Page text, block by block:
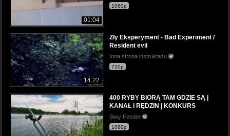
01:04
1080p
14:22
Zły Eksperyment - Bad Experiment /
Resident evil
Inna strona instruktażu
720p
400 RYBY BIORĄ TAM GDZIE SĄ |
KANAŁ i RĘDZIN | KONKURS
Siwy Feeder
1080p